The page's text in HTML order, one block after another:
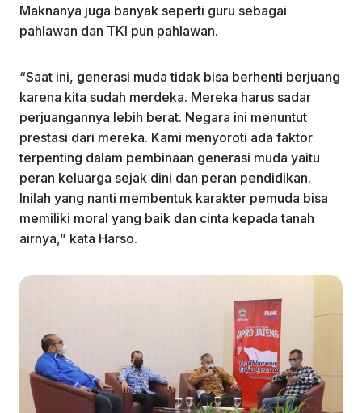
Maknanya juga banyak seperti guru sebagai
pahlawan dan TKI pun pahlawan.
“Saat ini, generasi muda tidak bisa berhenti berjuang
karena kita sudah merdeka. Mereka harus sadar
perjuangannya lebih berat. Negara ini menuntut
prestasi dari mereka. Kami menyoroti ada faktor
terpenting dalam pembinaan generasi muda yaitu
peran keluarga sejak dini dan peran pendidikan.
Inilah yang nanti membentuk karakter pemuda bisa
memiliki moral yang baik dan cinta kepada tanah
airnya,” kata Harso.